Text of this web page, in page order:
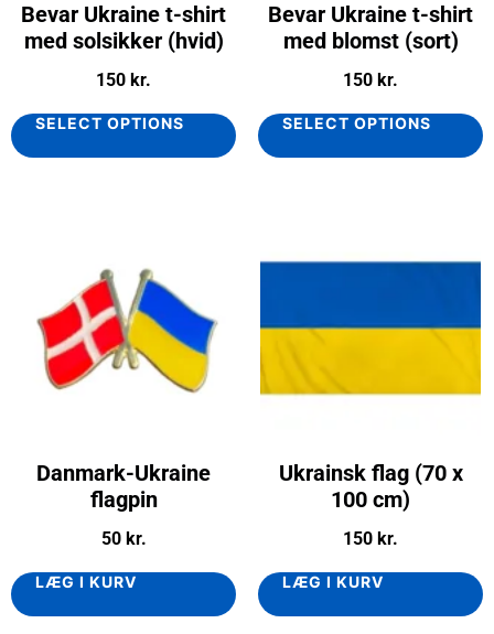
Bevar Ukraine t-shirt
med solsikker (hvid)
150 kr.
SELECT OPTIONS
Bevar Ukraine t-shirt
med blomst (sort)
150 kr.
SELECT OPTIONS
Danmark-Ukraine
flagpin
50 kr.
LÆG I KURV
Ukrainsk flag (70 x
100 cm)
150 kr.
LÆG I KURV